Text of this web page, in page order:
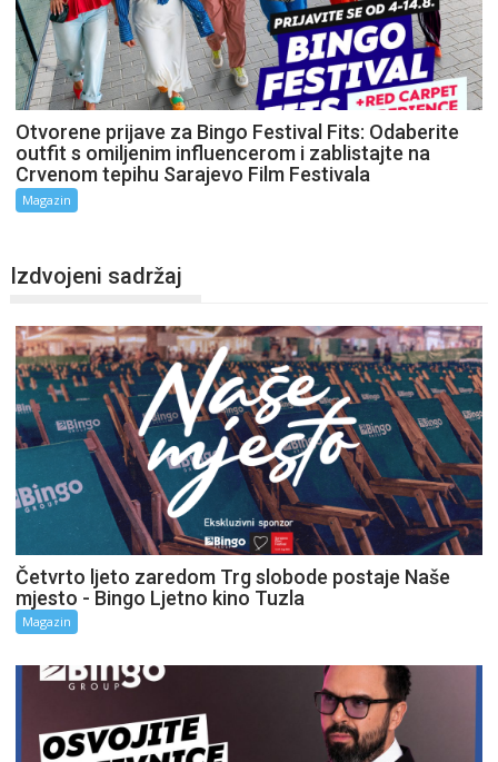
Otvorene prijave za Bingo Festival Fits: Odaberite
outfit s omiljenim influencerom i zablistajte na
Crvenom tepihu Sarajevo Film Festivala
Magazin
Izdvojeni sadržaj
Četvrto ljeto zaredom Trg slobode postaje Naše
mjesto - Bingo Ljetno kino Tuzla
Magazin